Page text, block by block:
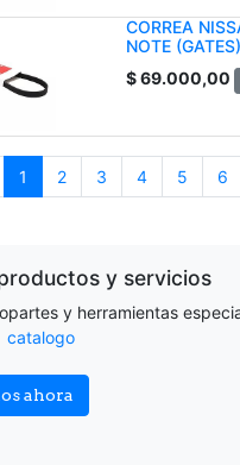
CORREA
NOTE
$69.000,00
1 2 3 4 5 6
y servicios
y herramientas
catalogo
ahora